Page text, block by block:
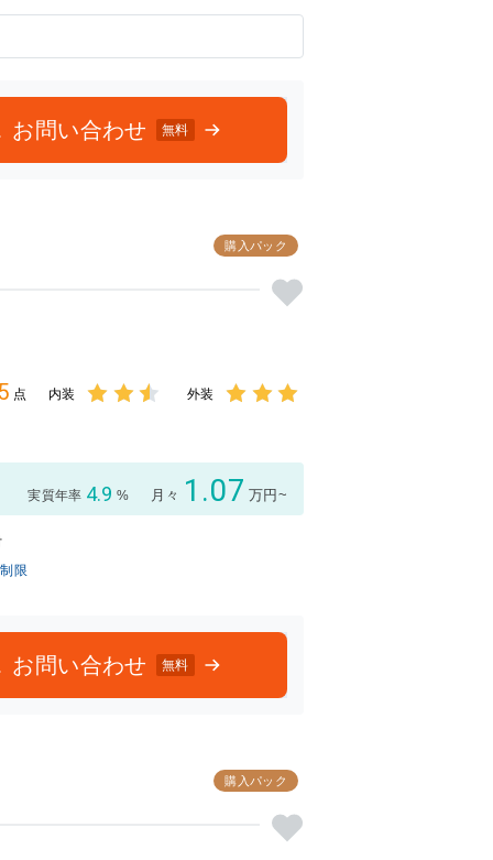
お問い合わせ 無料
購入パック
点 内装 外装
実質年率 4.9 % 月々 1.07 万円~
限
お問い合わせ 無料
購入パック